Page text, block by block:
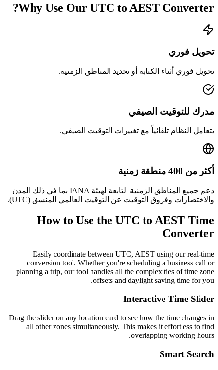
Why Use Our UTC to AEST Converter?
تحويل فوري
تحويل فوري أثناء الكتابة أو تحديد المناطق الزمنية.
مدرك للتوقيت الصيفي
يتعامل النظام تلقائياً مع تغييرات التوقيت الصيفي.
أكثر من 400 منطقة زمنية
دعم جميع المناطق الزمنية التابعة لهيئة IANA بما في ذلك المدن
والاختصارات وفروق التوقيت عن التوقيت العالمي المنسق (UTC).
How to Use the UTC to AEST Time
Converter
Easily coordinate between UTC, AEST using our real-time
conversion tool. Whether you're scheduling a business call or
planning a trip, our tool handles all the complexities of time zone
offsets and daylight saving time for you.
Interactive Time Slider
Drag the slider on any location card to see how the time changes in
all other zones simultaneously. This makes it effortless to find
overlapping working hours.
Smart Search